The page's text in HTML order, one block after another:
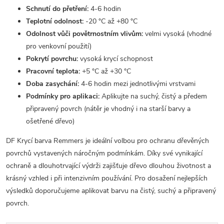
Schnutí do přetření: 4-6 hodin
Teplotní odolnost: -20 °C až +80 °C
Odolnost vůči povětrnostním vlivům: velmi vysoká (vhodné
pro venkovní použití)
Pokrytí povrchu: vysoká krycí schopnost
Pracovní teplota: +5 °C až +30 °C
Doba zasychání: 4-6 hodin mezi jednotlivými vrstvami
Podmínky pro aplikaci: Aplikujte na suchý, čistý a předem
připravený povrch (nátěr je vhodný i na starší barvy a
ošetřené dřevo)
DF Krycí barva Remmers je ideální volbou pro ochranu dřevěných
povrchů vystavených náročným podmínkám. Díky své vynikající
ochraně a dlouhotrvající výdrži zajišťuje dřevo dlouhou životnost a
krásný vzhled i při intenzivním používání. Pro dosažení nejlepších
výsledků doporučujeme aplikovat barvu na čistý, suchý a připravený
povrch.